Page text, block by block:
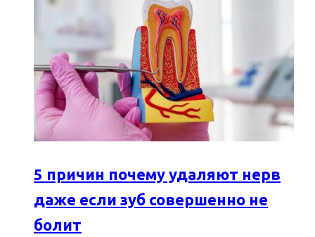
5 причин почему удаляют нерв
даже если зуб совершенно не
болит